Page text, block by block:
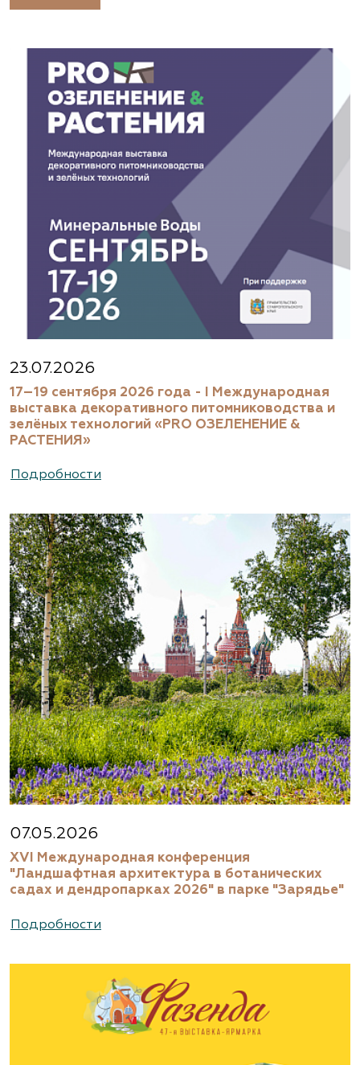
23.07.2026
17–19 сентября 2026 года - I Международная
выставка декоративного питомниководства и
зелёных технологий «PRO ОЗЕЛЕНЕНИЕ &
РАСТЕНИЯ»
Подробности
07.05.2026
XVI Международная конференция
"Ландшафтная архитектура в ботанических
садах и дендропарках 2026" в парке "Зарядье"
Подробности